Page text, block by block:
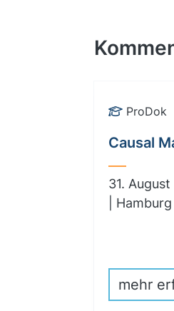
ProDok
Causal
31.
| Hamburg
mehr